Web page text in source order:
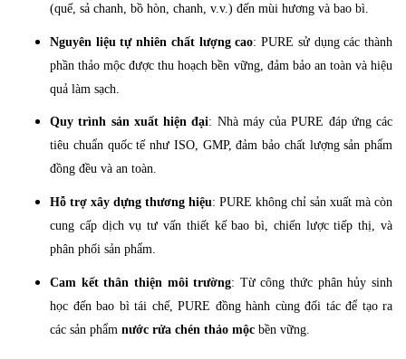
(quế, sả chanh, bồ hòn, chanh, v.v.) đến mùi hương và bao bì.
Nguyên liệu tự nhiên chất lượng cao: PURE sử dụng các thành
phần thảo mộc được thu hoạch bền vững, đảm bảo an toàn và hiệu
quả làm sạch.
Quy trình sản xuất hiện đại: Nhà máy của PURE đáp ứng các
tiêu chuẩn quốc tế như ISO, GMP, đảm bảo chất lượng sản phẩm
đồng đều và an toàn.
Hỗ trợ xây dựng thương hiệu: PURE không chỉ sản xuất mà còn
cung cấp dịch vụ tư vấn thiết kế bao bì, chiến lược tiếp thị, và
phân phối sản phẩm.
Cam kết thân thiện môi trường: Từ công thức phân hủy sinh
học đến bao bì tái chế, PURE đồng hành cùng đối tác để tạo ra
các sản phẩm nước rửa chén thảo mộc bền vững.